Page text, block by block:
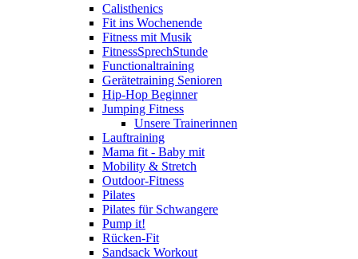
Calisthenics
Fit ins Wochenende
Fitness mit Musik
FitnessSprechStunde
Functionaltraining
Gerätetraining Senioren
Hip-Hop Beginner
Jumping Fitness
Unsere Trainerinnen
Lauftraining
Mama fit - Baby mit
Mobility & Stretch
Outdoor-Fitness
Pilates
Pilates für Schwangere
Pump it!
Rücken-Fit
Sandsack Workout